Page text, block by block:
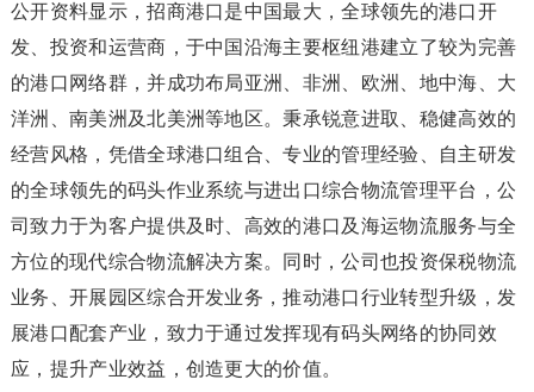
公开资料显示，招商港口是中国最大，全球领先的港口开
发、投资和运营商，于中国沿海主要枢纽港建立了较为完善
的港口网络群，并成功布局亚洲、非洲、欧洲、地中海、大
洋洲、南美洲及北美洲等地区。秉承锐意进取、稳健高效的
经营风格，凭借全球港口组合、专业的管理经验、自主研发
的全球领先的码头作业系统与进出口综合物流管理平台，公
司致力于为客户提供及时、高效的港口及海运物流服务与全
方位的现代综合物流解决方案。同时，公司也投资保税物流
业务、开展园区综合开发业务，推动港口行业转型升级，发
展港口配套产业，致力于通过发挥现有码头网络的协同效
应，提升产业效益，创造更大的价值。